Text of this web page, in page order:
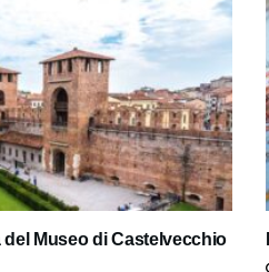
del Museo di Castelvecchio